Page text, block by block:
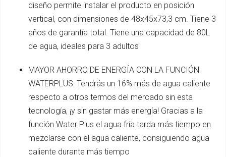
diseño permite instalar el producto en posición
vertical, con dimensiones de 48x45x73,3 cm. Tiene 3
años de garantía total. Tiene una capacidad de 80L
de agua, ideales para 3 adultos
MAYOR AHORRO DE ENERGÍA CON LA FUNCIÓN
WATERPLUS: Tendrás un 16% más de agua caliente
respecto a otros termos del mercado sin esta
tecnología, ¡y sin gastar más energía! Gracias a la
función Water Plus el agua fría tarda más tiempo en
mezclarse con el agua caliente, consiguiendo agua
caliente durante más tiempo